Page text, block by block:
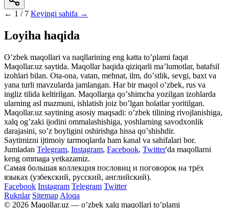
← 1 / 7 Keyingi sahifa →
Loyiha haqida
Oʼzbek maqollari va naqllarining eng katta toʼplami faqat
Maqollar.uz saytida. Maqollar haqida qiziqarli maʼlumotlar, batafsil
izohlari bilan. Ota-ona, vatan, mehnat, ilm, doʼstlik, sevgi, baxt va
yana turli mavzularda jamlangan. Har bir maqol oʼzbek, rus va
ingliz tilida keltirilgan. Maqollarga qoʼshimcha yozilgan izohlarda
ularning asl mazmuni, ishlatish joiz boʼlgan holatlar yoritilgan.
Maqollar.uz saytining asosiy maqsadi: oʼzbek tilining rivojlanishiga,
xalq ogʼzaki ijodini ommalashishiga, yoshlarning savodxonlik
darajasini, soʼz boyligini oshirishga hissa qoʼshishdir.
Saytimizni ijtimoiy tarmoqlarda ham kanal va sahifalari bor.
Jumladan Telegram, Instagram, Facebook, Twitter'da maqollarni
keng ommaga yetkazamiz.
Самая большая коллекция пословиц и поговорок на трёх
языках (узбекский, русский, английский).
Facebook Instagram Telegram Twitter
Ruknlar Sitemap Aloqa
© 2026 Maqollar.uz — oʼzbek xalq maqollari toʼplami